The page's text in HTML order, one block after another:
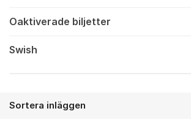
Oaktiverade biljetter
Swish
Sortera inläggen